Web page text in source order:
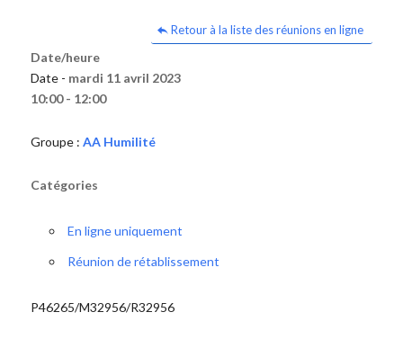
Retour à la liste des réunions en ligne
Date/heure
Date - mardi 11 avril 2023
10:00 - 12:00
Groupe : AA Humilité
Catégories
En ligne uniquement
Réunion de rétablissement
P46265/M32956/R32956